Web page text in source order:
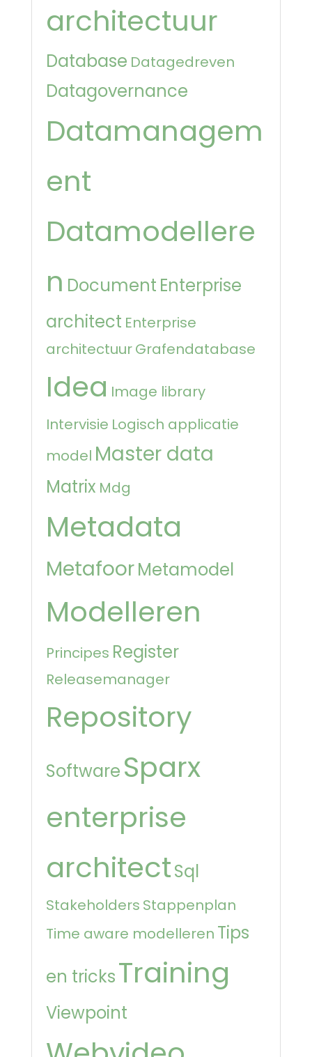
architectuur
Database Datagedreven
Datagovernance
Datamanagem
ent
Datamodellere
n Document Enterprise
architect Enterprise
architectuurGrafendatabase
Idea Image library
Intervisie Logisch applicatie
model Master data
Matrix Mdg
Metadata
MetafoorMetamodel
Modelleren
Principes Register
Releasemanager
Repository
Software Sparx
enterprise
architectSql
Stakeholders Stappenplan
Time aware modelleren Tips
en tricksTraining
Viewpoint